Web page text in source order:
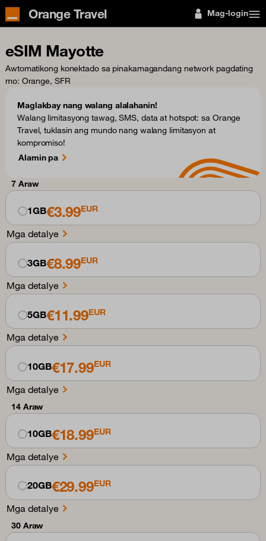
Orange Travel Mag-login
eSIM Mayotte
Awtomatikong konektado sa pinakamagandang network pagdating
mo: Orange, SFR
Maglakbay nang walang alalahanin!
Walang limitasyong tawag, SMS, data at hotspot: sa Orange
Travel, tuklasin ang mundo nang walang limitasyon at
kompromiso!
Alamin pa
7 Araw
1GB€3.99EUR
Mga detalye
3GB€8.99EUR
Mga detalye
5GB€11.99EUR
Mga detalye
10GB€17.99EUR
Mga detalye
14 Araw
10GB€18.99EUR
Mga detalye
20GB€29.99EUR
Mga detalye
30 Araw